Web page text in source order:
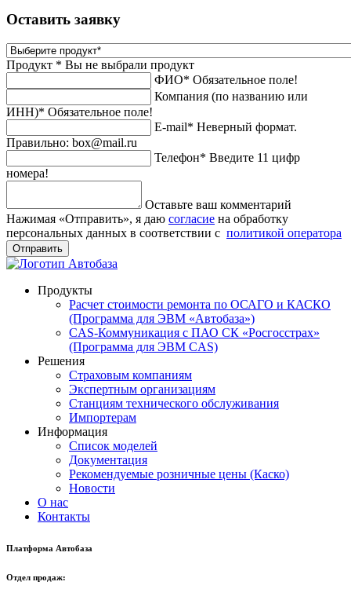
Оставить заявку
Продукт * Вы не выбрали продукт
ФИО* Обязательное поле!
Компания (по названию или
ИНН)* Обязательное поле!
E-mail* Неверный формат.
Правильно: box@mail.ru
Телефон* Введите 11 цифр
номера!
Оставьте ваш комментарий
Нажимая «Отправить», я даю согласие на обработку
персональных данных в соответствии с политикой оператора
Отправить
Продукты
Расчет стоимости ремонта по ОСАГО и КАСКО
(Программа для ЭВМ «Автобаза»)
CAS-Коммуникация с ПАО СК «Росгосстрах»
(Программа для ЭВМ CAS)
Решения
Страховым компаниям
Экспертным организациям
Станциям технического обслуживания
Импортерам
Информация
Список моделей
Документация
Рекомендуемые розничные цены (Каско)
Новости
О нас
Контакты
Платформа Автобаза
Отдел продаж: